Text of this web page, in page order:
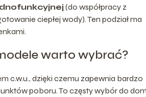
(do współpracy z
ciepłej wody). Ten podział ma
warto wybrać?
c.w.u., dzięki czemu zapewnia bardzo
poboru. To częsty wybór do